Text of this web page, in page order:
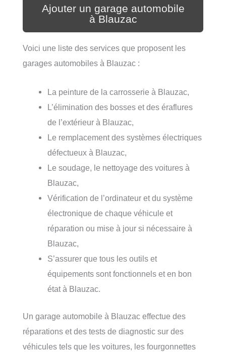
Ajouter un garage automobile
à Blauzac
Voici une liste des services que proposent les
garages automobiles à Blauzac :
La peinture de la carrosserie à Blauzac,
L’élimination des bosses et des éraflures
de l’extérieur à Blauzac,
Le remplacement des systèmes électriques
défectueux à Blauzac,
Le soudage, le nettoyage des voitures à
Blauzac,
Vérification de l’ordinateur et du système
électronique de chaque véhicule et
réparation ou mise à jour si nécessaire à
Blauzac,
S’assurer que tous les outils et
équipements sont fonctionnels et en bon
état à Blauzac.
Un garage automobile à Blauzac effectue des
réparations et des tests de diagnostic sur des
véhicules tels que les voitures, les fourgonnettes